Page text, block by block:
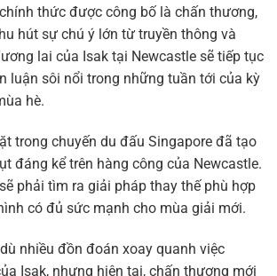
thức được công bố là chấn thương,
hút sự chú ý lớn từ truyền thông và
lai của Isak tại Newcastle sẽ tiếp tục
luận sôi nổi trong những tuần tới của kỳ
hè.
trong chuyến du đấu Singapore đã tạo
đáng kể trên hàng công của Newcastle.
phải tìm ra giải pháp thay thế phù hợp
có đủ sức mạnh cho mùa giải mới.
nhiều đồn đoán xoay quanh việc
Isak, nhưng hiện tại, chấn thương mới